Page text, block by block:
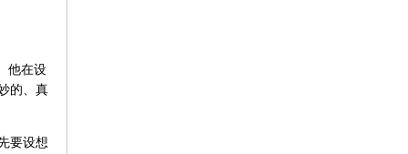
他在设
的、真
要设想